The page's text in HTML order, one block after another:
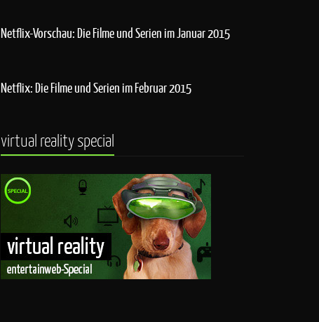
Netflix-Vorschau: Die Filme und Serien im Januar 2015
Netflix: Die Filme und Serien im Februar 2015
virtual reality special